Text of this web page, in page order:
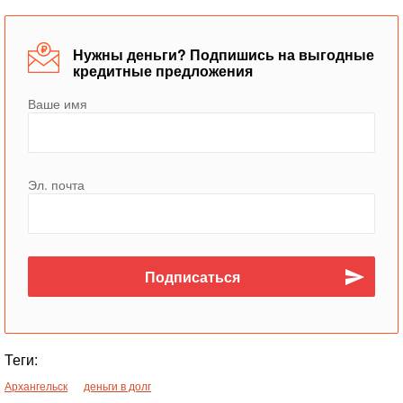
Нужны деньги? Подпишись на выгодные
кредитные предложения
Ваше имя
Эл. почта
Теги:
Архангельск деньги в долг